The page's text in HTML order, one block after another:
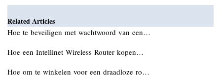
Related Articles
Hoe te beveiligen met wachtwoord van een…
Hoe een Intellinet Wireless Router kopen…
Hoe om te winkelen voor een draadloze ro…